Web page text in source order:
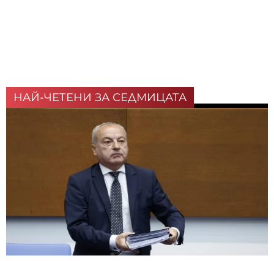
НАЙ-ЧЕТЕНИ ЗА СЕДМИЦАТА